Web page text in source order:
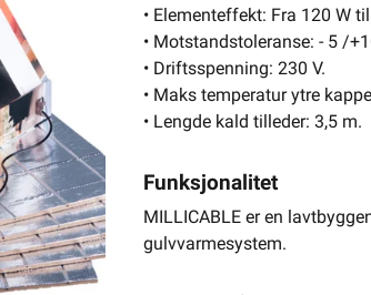
9 179,-
7
• Elementeffekt: Fra 120 W
• Motstandstoleranse: - 5 /
• Driftsspenning: 230 V.
• Maks temperatur ytre
• Lengde kald tilleder: 3,5 m.
Funksjonalitet
MILLICABLE er en
gulvvarmesystem.